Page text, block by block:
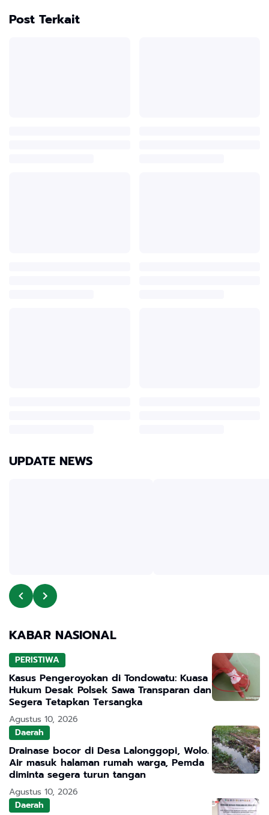
Post Terkait
UPDATE NEWS
KABAR NASIONAL
PERISTIWA
Kasus Pengeroyokan di Tondowatu: Kuasa
Hukum Desak Polsek Sawa Transparan dan
Segera Tetapkan Tersangka
Agustus 10, 2026
Daerah
Drainase bocor di Desa Lalonggopi, Wolo.
Air masuk halaman rumah warga, Pemda
diminta segera turun tangan
Agustus 10, 2026
Daerah